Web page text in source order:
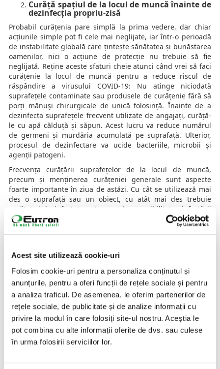
Acest site utilizează cookie-uri
Folosim cookie-uri pentru a personaliza conținutul și
anunțurile, pentru a oferi funcții de rețele sociale și pentru
a analiza traficul. De asemenea, le oferim partenerilor de
rețele sociale, de publicitate și de analize informații cu
privire la modul în care folosiți site-ul nostru. Aceștia le
pot combina cu alte informații oferite de dvs. sau culese
în urma folosirii serviciilor lor.
Curăță spațiul de la locul de muncă înainte de
dezinfecția propriu-zisă
Probabil curățenia pare simplă la prima vedere, dar chiar
acțiunile simple pot fi cele mai neglijate, iar într-o perioadă
de instabilitate globală care țintește sănătatea și bunăstarea
oamenilor, nici o acțiune de protecție nu trebuie să fie
neglijată. Reține aceste sfaturi cheie atunci când vrei să faci
curățenie la locul de muncă pentru a reduce riscul de
răspândire a virusului COVID-19: Nu atinge niciodată
suprafețele contaminate sau produsele de curățenie fără să
porți mănuși chirurgicale de unică folosință. Înainte de a
dezinfecta suprafețele frecvent utilizate de angajați, curăță-
le cu apă călduță și săpun. Acest lucru va reduce numărul
de germeni și murdăria acumulată pe suprafață. Ulterior,
procesul de dezinfectare va ucide bacteriile, microbii și
agenții patogeni.
Frecvența curățării suprafețelor de la locul de muncă,
precum și menținerea curățeniei generale sunt aspecte
foarte importante în ziua de astăzi. Cu cât se utilizează mai
des o suprafață sau un obiect, cu atât mai des trebuie
curățat și dezinfectat pentru a reduce posibilitatea infectării
cu virusul COVID-19. Suprafețele din locurile comune (de
exemplu, unități sanitare, vestiare, bucătării, lifturi etc.)
dezinfecția suprafețelor
Ionizatoarele și nebulizatoarele sunt dispozitive de mari
dimensiuni în comparație cu produsele de dezinfectare
clasice destinate să purifice aerul dintr-o încăpere și să
elimine bacteriile și virușii de pe suprafețele frecvent
utilizate. Cele două dispozitive asigură un grad de
dezinfectare de până la 99.99% ceea ce este ideal pentru un
loc de muncă sănătos și performant.